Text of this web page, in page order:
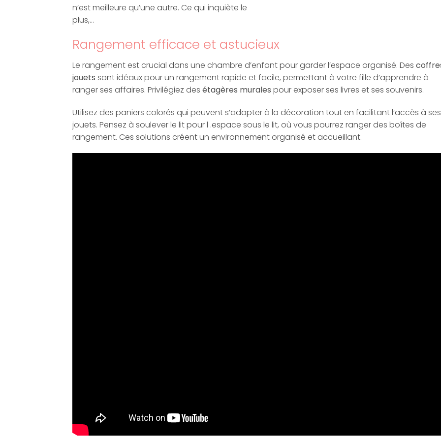
n’est meilleure qu’une autre. Ce qui inquiète le
plus,…
Rangement efficace et astucieux
Le rangement est crucial dans une chambre d’enfant pour garder l’espace organisé. Des
jouets sont idéaux pour un rangement rapide et facile, permettant à votre fille d’apprendre à
ranger ses affaires. Privilégiez des étagères murales pour exposer ses livres et ses souvenirs.
Utilisez des paniers colorés qui peuvent s’adapter à la décoration tout en facilitant l’accès à ses
jouets. Pensez à soulever le lit pour l .espace sous le lit, où vous pourrez ranger des boîtes de
rangement. Ces solutions créent un environnement organisé et accueillant.